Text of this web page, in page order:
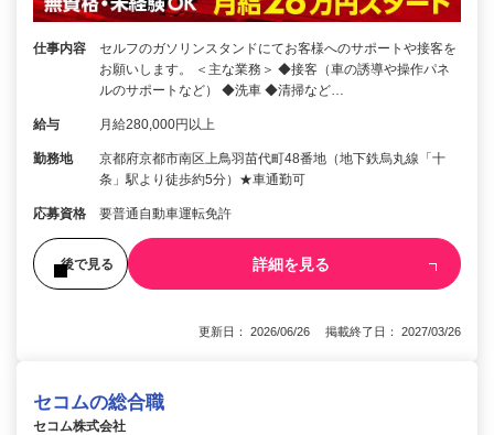
仕事内容
セルフのガソリンスタンドにてお客様へのサポートや接客を
お願いします。 ＜主な業務＞ ◆接客（車の誘導や操作パネ
ルのサポートなど） ◆洗車 ◆清掃など…
給与 月給280,000円以上
勤務地
京都府京都市南区上鳥羽苗代町48番地（地下鉄烏丸線「十
条」駅より徒歩約5分）★車通勤可
応募資格 要普通自動車運転免許
後で見る 詳細を見る
更新日： 2026/06/26 掲載終了日： 2027/03/26
セコムの総合職
セコム株式会社